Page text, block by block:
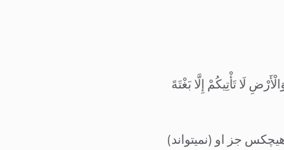
لَا تَأْتِیکُمْ إِلَّا بَغْتَهً
جز او (نمی‏تواند)